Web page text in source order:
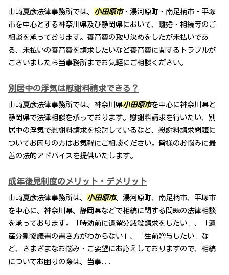
山﨑夏彦法律事務所では、 小田原市・湯河原町・南足柄市・平塚
市を中心とする神奈川県及び静岡県において、離婚・相続等のご
相談を承っております。養育費の取り決めをしたが未払いであ
る、未払いの養育費を請求したいなど養育費に関するトラブルが
ございましたら当事務所までお気軽にご相談ください。
別居中の浮気は慰謝料請求できる？
山﨑夏彦法律事務所では、神奈川県小田原市を中心に神奈川県と
静岡県で法律相談を承っております。慰謝料請求を行いたい、別
居中の浮気で慰謝料請求を検討しているなど、慰謝料請求問題に
ついてお困りの方はお気軽にご相談ください。皆様のお悩みに最
善の法的アドバイスを提供いたします。
成年後見制度のメリット・デメリット
山﨑夏彦法律事務所は、 小田原市、湯河原町、南足柄市、平塚市
を中心に、神奈川県、静岡県などで相続に関する問題の法律相談
を承っております。「時効前に遺留分減殺請求をしたい」、「遺
産分割協議書の書き方がわからない」、「生前贈与したい」な
ど、さまざまなお悩み・ご要望にお応えしておりますので、相続
についてお困りの際は、当事...